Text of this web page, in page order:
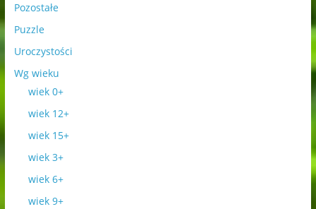
Pozostałe
Puzzle
Uroczystości
Wg wieku
wiek 0+
wiek 12+
wiek 15+
wiek 3+
wiek 6+
wiek 9+